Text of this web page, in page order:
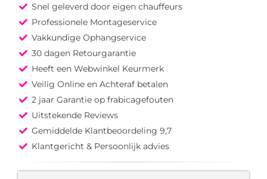
Snel geleverd door eigen chauffeurs
Professionele Montageservice
Vakkundige Ophangservice
30 dagen Retourgarantie
Heeft een Webwinkel Keurmerk
Veilig Online en Achteraf betalen
2 jaar Garantie op frabicagefouten
Uitstekende Reviews
Gemiddelde Klantbeoordeling 9,7
Klantgericht & Persoonlijk advies